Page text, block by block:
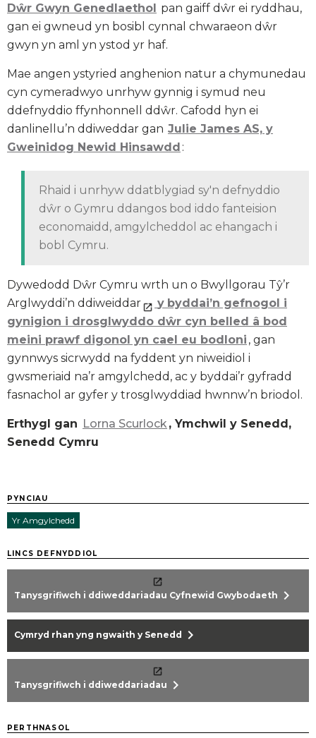
Dŵr Gwyn Genedlaethol pan gaiff dŵr ei ryddhau,
gan ei gwneud yn bosibl cynnal chwaraeon dŵr
gwyn yn aml yn ystod yr haf.
Mae angen ystyried anghenion natur a chymunedau
cyn cymeradwyo unrhyw gynnig i symud neu
ddefnyddio ffynhonnell ddŵr. Cafodd hyn ei
danlinellu’n ddiweddar gan Julie James AS, y
Gweinidog Newid Hinsawdd :
Rhaid i unrhyw ddatblygiad sy'n defnyddio
dŵr o Gymru ddangos bod iddo fanteision
economaidd, amgylcheddol ac ehangach i
bobl Cymru.
Dywedodd Dŵr Cymru wrth un o Bwyllgorau Tŷ’r
Arglwyddi’n ddiweiddar
y byddai’n gefnogol i
gynigion i drosglwyddo dŵr cyn belled â bod
meini prawf digonol yn cael eu bodloni , gan
gynnwys sicrwydd na fyddent yn niweidiol i
gwsmeriaid na’r amgylchedd, ac y byddai’r gyfradd
fasnachol ar gyfer y trosglwyddiad hwnnw’n briodol.
Erthygl gan Lorna Scurlock, Ymchwil y Senedd,
Senedd Cymru
PYNCIAU
Yr Amgylchedd
LINCS DEFNYDDIOL
Tanysgrifiwch i ddiweddariadau Cyfnewid Gwybodaeth chevron_right
Cymryd rhan yng ngwaith y Senedd chevron_right
Tanysgrifiwch i ddiweddariadau chevron_right
PERTHNASOL